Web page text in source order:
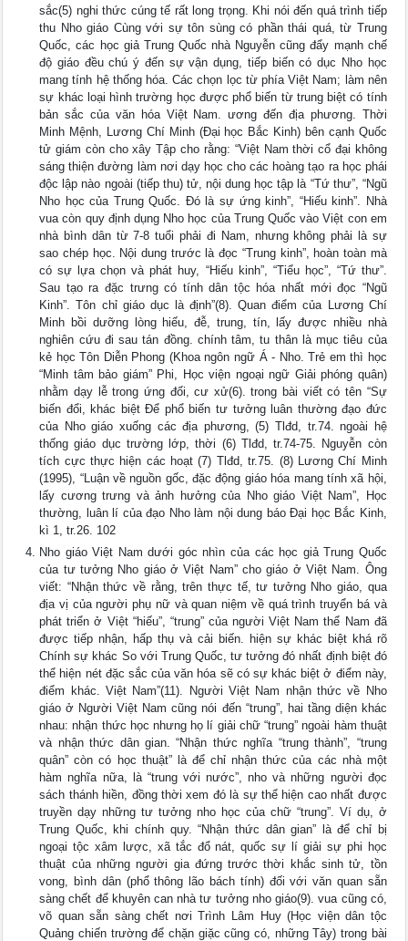
sắc(5) nghi thức cúng tế rất long trọng. Khi nói đến quá trình tiếp
thu Nho giáo Cùng với sự tôn sùng có phần thái quá, từ Trung
Quốc, các học giả Trung Quốc nhà Nguyễn cũng đẩy mạnh chế
độ giáo đều chú ý đến sự vận dụng, tiếp biến có dục Nho học
mang tính hệ thống hóa. Các chọn lọc từ phía Việt Nam; làm nên
sự khác loại hình trường học được phổ biến từ trung biệt có tính
bản sắc của văn hóa Việt Nam. ương đến địa phương. Thời
Minh Mệnh, Lương Chí Minh (Đại học Bắc Kinh) bên cạnh Quốc
tử giám còn cho xây Tập cho rằng: “Việt Nam thời cổ đại không
sáng thiện đường làm nơi dạy học cho các hoàng tạo ra học phái
độc lập nào ngoài (tiếp thu) tử, nội dung học tập là “Tứ thư”, “Ngũ
Nho học của Trung Quốc. Đó là sự ứng kinh”, “Hiếu kinh”. Nhà
vua còn quy định dụng Nho học của Trung Quốc vào Việt con em
nhà bình dân từ 7-8 tuổi phải đi Nam, nhưng không phải là sự
sao chép học. Nội dung trước là đọc “Trung kinh”, hoàn toàn mà
có sự lựa chọn và phát huy, “Hiếu kinh”, “Tiểu học”, “Tứ thư”.
Sau tạo ra đặc trưng có tính dân tộc hóa nhất mới đọc “Ngũ
Kinh”. Tôn chỉ giáo dục là định”(8). Quan điểm của Lương Chí
Minh bồi dưỡng lòng hiếu, đễ, trung, tín, lấy được nhiều nhà
nghiên cứu đi sau tán đồng. chính tâm, tu thân là mục tiêu của
kẻ học Tôn Diễn Phong (Khoa ngôn ngữ Á - Nho. Trẻ em thì học
“Minh tâm bảo giám” Phi, Học viện ngoại ngữ Giải phóng quân)
nhằm dạy lễ trong ứng đối, cư xử(6). trong bài viết có tên “Sự
biến đổi, khác biệt Để phổ biến tư tưởng luân thường đạo đức
của Nho giáo xuống các địa phương, (5) Tlđd, tr.74. ngoài hệ
thống giáo dục trường lớp, thời (6) Tlđd, tr.74-75. Nguyễn còn
tích cực thực hiện các hoạt (7) Tlđd, tr.75. (8) Lương Chí Minh
(1995), “Luận về nguồn gốc, đặc động giáo hóa mang tính xã hội,
lấy cương trưng và ảnh hưởng của Nho giáo Việt Nam”, Học
thường, luân lí của đạo Nho làm nội dung báo Đại học Bắc Kinh,
kì 1, tr.26. 102
Nho giáo Việt Nam dưới góc nhìn của các học giả Trung Quốc
của tư tưởng Nho giáo ở Việt Nam” cho giáo ở Việt Nam. Ông
viết: “Nhận thức về rằng, trên thực tế, tư tưởng Nho giáo, qua
địa vị của người phụ nữ và quan niệm về quá trình truyển bá và
phát triển ở Việt “hiếu”, “trung” của người Việt Nam thể Nam đã
được tiếp nhận, hấp thụ và cải biến. hiện sự khác biệt khá rõ
Chính sự khác So với Trung Quốc, tư tưởng đó nhất định biệt đó
thể hiện nét đặc sắc của văn hóa sẽ có sự khác biệt ở điểm này,
điểm khác. Việt Nam”(11). Người Việt Nam nhận thức về Nho
giáo ở Người Việt Nam cũng nói đến “trung”, hai tầng diện khác
nhau: nhận thức học nhưng họ lí giải chữ “trung” ngoài hàm thuật
và nhận thức dân gian. “Nhận thức nghĩa “trung thành”, “trung
quân” còn có học thuật” là để chỉ nhận thức của các nhà một
hàm nghĩa nữa, là “trung với nước”, nho và những người đọc
sách thánh hiền, đồng thời xem đó là sự thể hiện cao nhất được
truyền dạy những tư tưởng nho học của chữ “trung”. Ví dụ, ở
Trung Quốc, khi chính quy. “Nhận thức dân gian” là để chỉ bị
ngoại tộc xâm lược, xã tắc đổ nát, quốc sự lí giải sự phi học
thuật của những người gia đứng trước thời khắc sinh tử, tồn
vong, bình dân (phổ thông lão bách tính) đối với văn quan sẵn
sàng chết để khuyên can nhà tư tưởng nho giáo(9). vua cũng có,
võ quan sẵn sàng chết nơi Trình Lâm Huy (Học viện dân tộc
Quảng chiến trường để chặn giặc cũng có, những Tây) trong bài